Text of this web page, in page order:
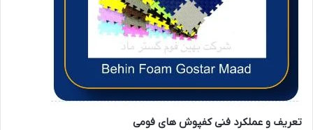
تعریف و عملکرد فنی کفپوش های فومی